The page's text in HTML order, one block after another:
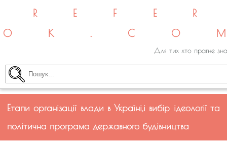
Для тих хто прагне
Етапи організації влади в Україні,і вибір ідеології та
політична програма державного будівництва